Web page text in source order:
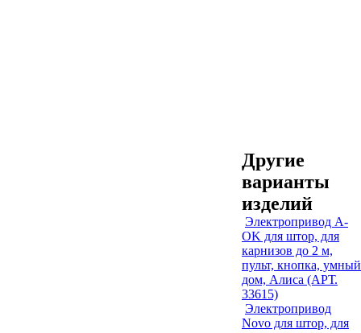
Другие
варианты
изделий
Электропривод A-
OK для штор, для
карнизов до 2 м,
пульт, кнопка, умный
дом, Алиса (АРТ.
33615)
Электропривод
Novo для штор, для